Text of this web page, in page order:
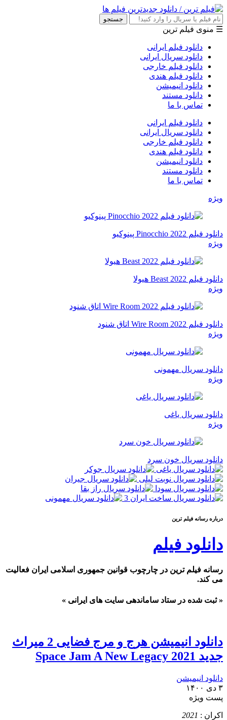
جستجو
☰ منوی فیلم ترین
دانلود فیلم ایرانی
دانلود سریال ایرانی
دانلود فیلم خارجی
دانلود فیلم هندی
دانلود انیمیشن
دانلود مستند
تماس با ما
دانلود فیلم ایرانی
دانلود سریال ایرانی
دانلود فیلم خارجی
دانلود فیلم هندی
دانلود انیمیشن
دانلود مستند
تماس با ما
ویژه
دانلود فیلم Pinocchio 2022 پینوکیو
ویژه
دانلود فیلم Beast 2022 هیولا
ویژه
دانلود فیلم Wire Room 2022 اتاق شنود
ویژه
دانلود سریال مهمونی
ویژه
دانلود سریال یاغی
ویژه
دانلود سریال خون سرد
درباره رسانه فيلم ترين
دانلود فیلم
رسانه فیلم ترین در چارچوب قوانین جمهوری اسلامی ایران فعالیت
می کند.
« ثبت شده در ستاد ساماندهی سایت های ایرانی »
دانلود انیمیشن هرج و مرج فضایی 2 میراث
جدید Space Jam A New Legacy 2021
دانلود انیمیشن
۳ دی ۱۴۰۰
پست ويژه
اکران : 2021